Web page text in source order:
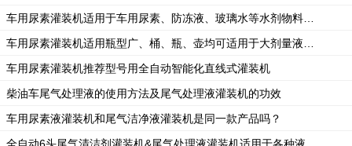
车用尿素灌装机推荐型号用全自动智能化直线式灌装机
柴油车尾气处理液的使用方法及尾气处理液灌装机的功效
车用尿素液灌装机和尾气洁净液灌装机是同一款产品吗？